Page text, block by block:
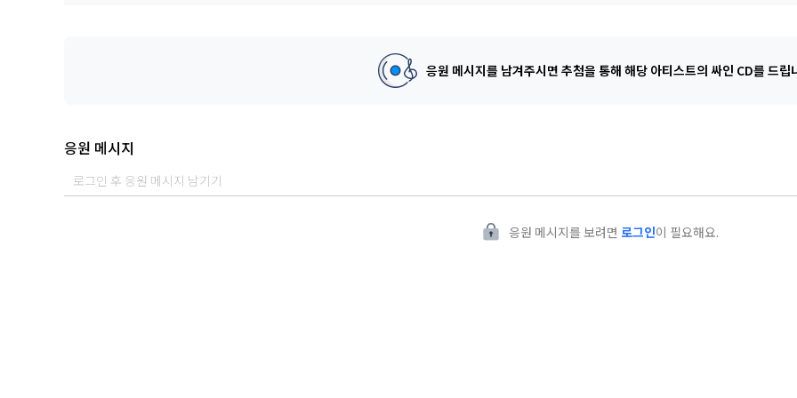
응원 메시지를 남겨주시면 추첨을 통해 해당 아티스트의 싸인 CD를 드립
응원 메시지
응원 메시지를 보려면 로그인이 필요해요.